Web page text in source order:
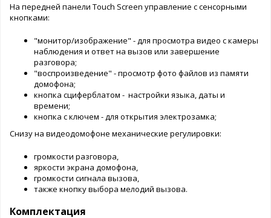
На передней панели Touch Screen управление с сенсорными
кнопками:
"монитор/изображение" - для просмотра видео с камеры
наблюдения и ответ на вызов или завершение
разговора;
"воспроизведение" - просмотр фото файлов из памяти
домофона;
кнопка сциферблатом - настройки языка, даты и
времени;
кнопка с ключем - для открытия электрозамка;
Снизу на видеодомофоне механические регулировки:
громкости разговора,
яркости экрана домофона,
громкости сигнала вызова,
также кнопку выбора мелодий вызова.
Комплектация